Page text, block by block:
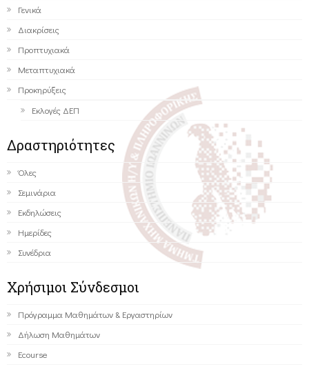
Γενικά
Διακρίσεις
Προπτυχιακά
Μεταπτυχιακά
Προκηρύξεις
Εκλογές ΔΕΠ
Δραστηριότητες
Όλες
Σεμινάρια
Εκδηλώσεις
Ημερίδες
Συνέδρια
Χρήσιμοι Σύνδεσμοι
Πρόγραμμα Μαθημάτων & Εργαστηρίων
Δήλωση Μαθημάτων
Ecourse